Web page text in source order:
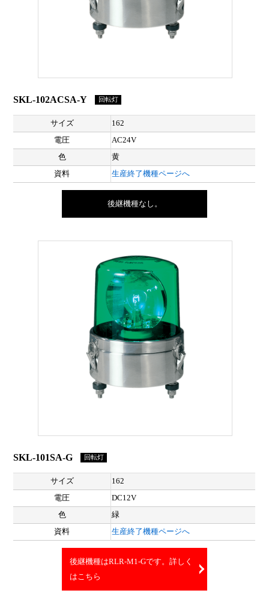
SKL-102ACSA-Y 回転灯
サイズ
162
電圧
AC24V
色
黄
資料
生産終了機種ページへ
後継機種なし。
SKL-101SA-G 回転灯
サイズ
162
電圧
DC12V
色
緑
資料
生産終了機種ページへ
後継機種はRLR-M1-Gです。詳しく
はこちら